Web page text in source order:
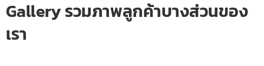
Gallery รวมภาพลูกค้าบางส่วนของ
เรา